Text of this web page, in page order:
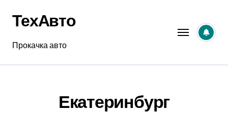
содержанию
ТехАвто
Прокачка авто
Екатеринбург